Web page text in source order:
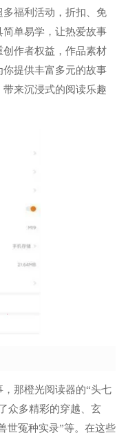
福利活动，折扣、免
单易学，让热爱故事
作者权益，作品素材
提供丰富多元的故事
来沉浸式的阅读乐趣
那橙光阅读器的“头七
众多精彩的穿越、玄
世冤种实录”等。在这些